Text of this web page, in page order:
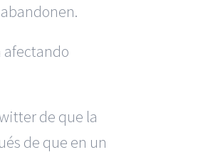
afectando
de que la
de que en un